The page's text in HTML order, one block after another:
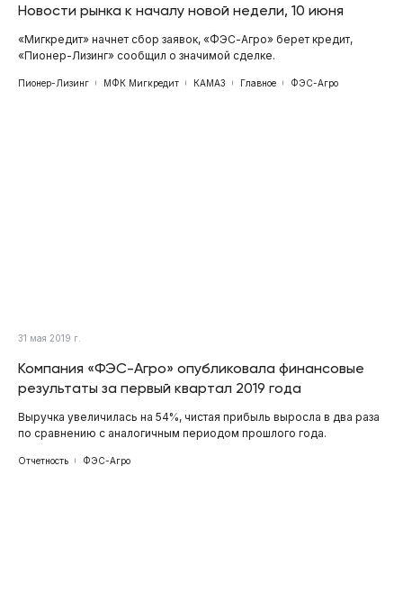
Новости рынка к началу новой недели, 10 июня
«Мигкредит» начнет сбор заявок, «ФЭС-Агро» берет кредит,
«Пионер-Лизинг» сообщил о значимой сделке.
Пионер-Лизинг МФК Мигкредит КАМАЗ Главное ФЭС-Агро
31 мая 2019 г.
Компания «ФЭС-Агро» опубликовала финансовые
результаты за первый квартал 2019 года
Выручка увеличилась на 54%, чистая прибыль выросла в два раза
по сравнению с аналогичным периодом прошлого года.
Отчетность ФЭС-Агро